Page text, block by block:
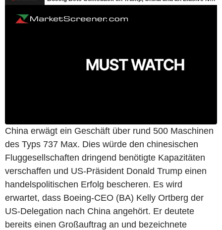
China erwägt ein Geschäft über rund 500 Maschinen
des Typs 737 Max. Dies würde den chinesischen
Fluggesellschaften dringend benötigte Kapazitäten
verschaffen und US-Präsident Donald Trump einen
handelspolitischen Erfolg bescheren. Es wird
erwartet, dass Boeing-CEO (BA) Kelly Ortberg der
US-Delegation nach China angehört. Er deutete
bereits einen Großauftrag an und bezeichnete